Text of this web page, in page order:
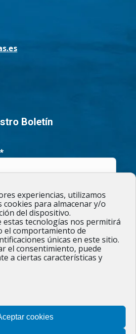
experiencias, utilizamos
cookies para almacenar y/o
del dispositivo.
estas tecnologías nos permitirá
el comportamiento de
únicas en este sitio.
el consentimiento, puede
a ciertas características y
cookies
Boletín
*
laPolítica de privacidad
de Figueruelas / Finalidad » enviarte
/ Legitimación » tu
» solo se realizan cesiones si
/ Derechos » podrás ejercer tus
de privacidad